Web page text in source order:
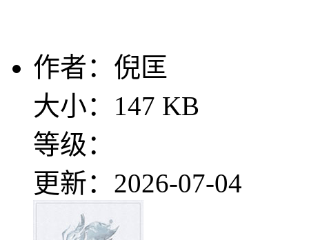
作者：倪匡
大小：147 KB
等级：
更新：2026-07-04